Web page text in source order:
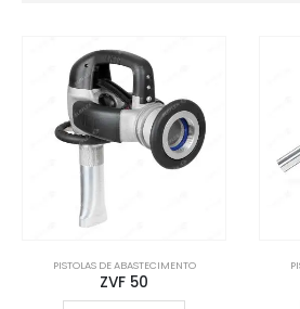
PISTOLAS DE ABASTECIMENTO
ZVF 50